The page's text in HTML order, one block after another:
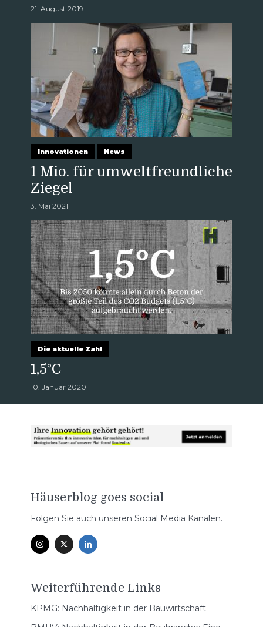
21. August 2019
Innovationen News
1 Mio. für umweltfreundliche
Ziegel
3. Mai 2021
Die aktuelle Zahl
1,5°C
10. Januar 2020
Häuserblog goes social
Folgen Sie auch unseren Social Media Kanälen.
Weiterführende Links
KPMG: Nachhaltigkeit in der Bauwirtschaft